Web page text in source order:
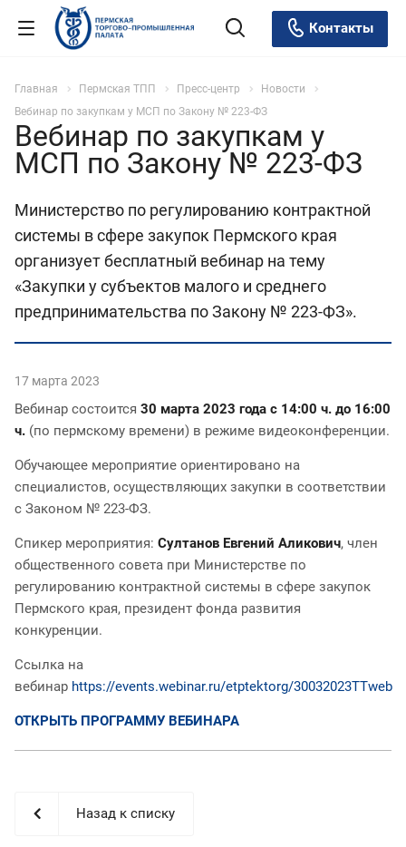
Контакты
Главная Пермская ТПП Пресс-центр
Новости
Вебинар по закупкам у МСП по Закону № 223-ФЗ
Вебинар по закупкам у
МСП по Закону № 223-ФЗ
Министерство по регулированию контрактной
системы в сфере закупок Пермского края
организует бесплатный вебинар на тему
«Закупки у субъектов малого и среднего
предпринимательства по Закону № 223-ФЗ».
17 марта 2023
Вебинар состоится 30 марта 2023 года с 14:00 ч. до 16:00
ч. (по пермскому времени) в режиме видеоконференции.
Обучающее мероприятие ориентировано на
специалистов, осуществляющих закупки в соответствии
с Законом № 223-ФЗ.
Спикер мероприятия: Султанов Евгений Аликович, член
общественного совета при Министерстве по
регулированию контрактной системы в сфере закупок
Пермского края, президент фонда развития
конкуренции.
Ссылка на
вебинар https://events.webinar.ru/etptektorg/30032023TTweb
ОТКРЫТЬ ПРОГРАММУ ВЕБИНАРА
Назад к списку